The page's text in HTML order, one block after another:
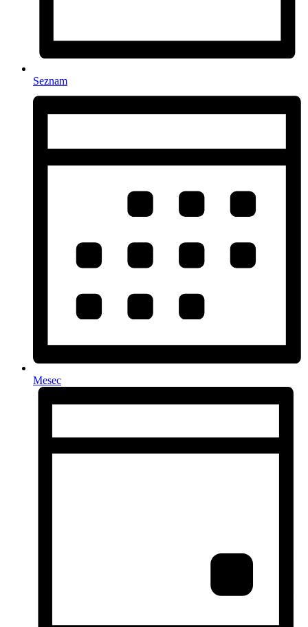
Seznam
Mesec